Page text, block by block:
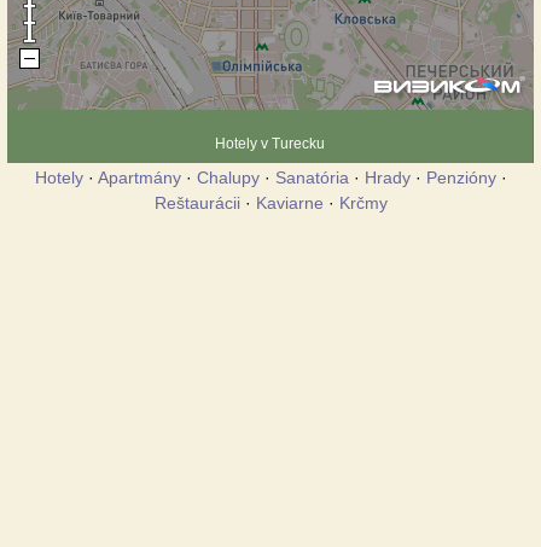
Hotely v Turecku
Hotely· Apartmány· Chalupy· Sanatória · Hrady· Penzióny·
Reštaurácii· Kaviarne · Krčmy